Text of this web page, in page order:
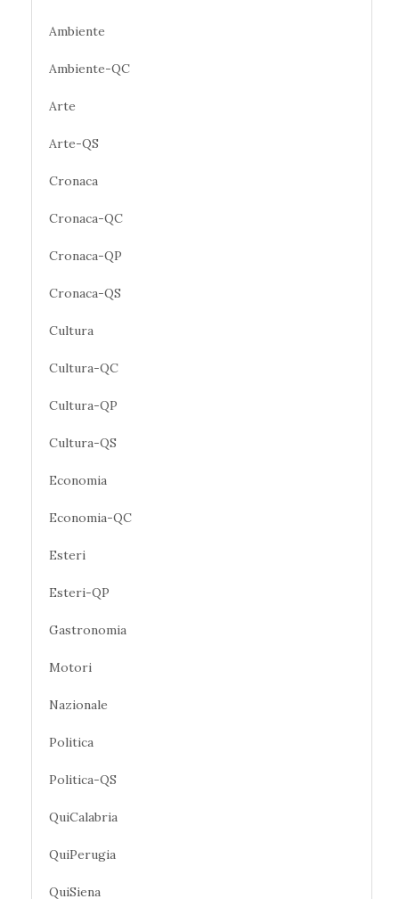
Ambiente
Ambiente-QC
Arte
Arte-QS
Cronaca
Cronaca-QC
Cronaca-QP
Cronaca-QS
Cultura
Cultura-QC
Cultura-QP
Cultura-QS
Economia
Economia-QC
Esteri
Esteri-QP
Gastronomia
Motori
Nazionale
Politica
Politica-QS
QuiCalabria
QuiPerugia
QuiSiena